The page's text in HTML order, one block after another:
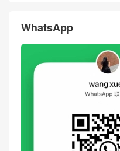
评论
評論前必須登入！